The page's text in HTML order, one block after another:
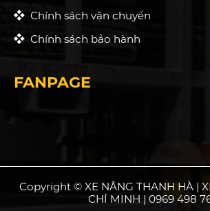
Chính sách vận chuyển
Chính sách bảo hành
FANPAGE
Copyright © XE NÂNG THANH HÀ |
CHÍ MINH | 0969 498